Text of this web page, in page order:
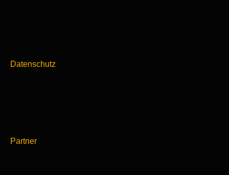
Datenschutz
Partner